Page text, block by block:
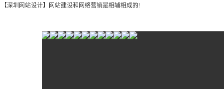
【深圳网站设计】网站建设和网络营销是相辅相成的!